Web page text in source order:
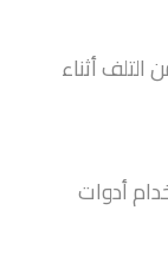
أثناء
أدوات